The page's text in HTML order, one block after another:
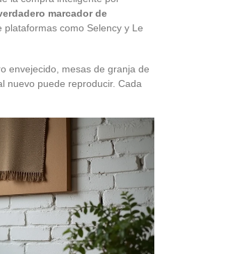
marcador de
plataformas como Selency y Le
envejecido, mesas de granja de
nuevo puede reproducir. Cada